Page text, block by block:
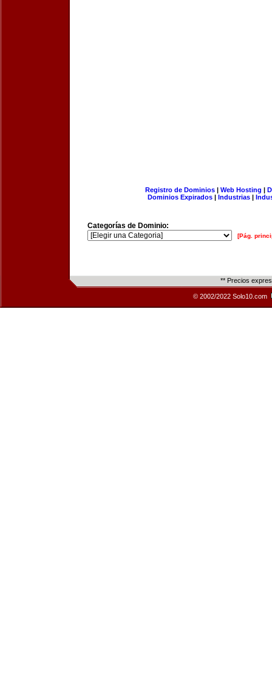
Registro de Dominios| Web Hosting |
Dominios Expirados | Industrias |
Categorías de Dominio:
[Pág.
** Precios
© 2002/2022 Solo10.com